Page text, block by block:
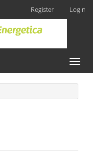
Register Login
Toggle